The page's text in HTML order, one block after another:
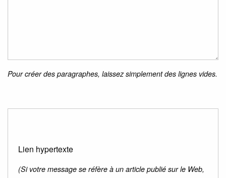
Pour créer des paragraphes, laissez simplement des lignes vides.
Lien hypertexte
(Si votre message se réfère à un article publié sur le Web,